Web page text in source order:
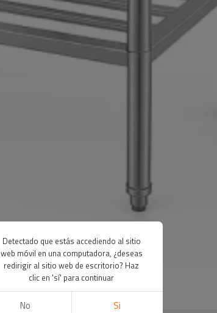
Detectado que estás accediendo al sitio
web móvil en una computadora, ¿deseas
redirigir al sitio web de escritorio? Haz
clic en 'sí' para continuar
No Si